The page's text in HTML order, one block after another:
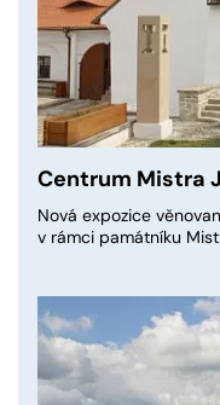
Centrum Mistra
Nová expozice
v rámci památníku